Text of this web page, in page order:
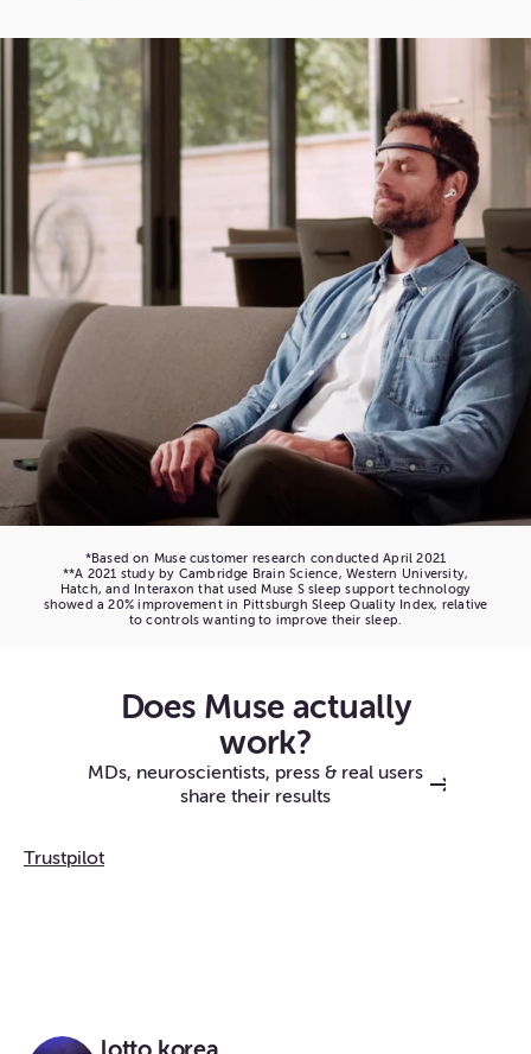
*Based on Muse customer research conducted April 2021
**A 2021 study by Cambridge Brain Science, Western University,
Hatch, and Interaxon that used Muse S sleep support technology
showed a 20% improvement in Pittsburgh Sleep Quality Index, relative
to controls wanting to improve their sleep.
Does Muse actually
work?
MDs, neuroscientists, press & real users
share their results
Trustpilot